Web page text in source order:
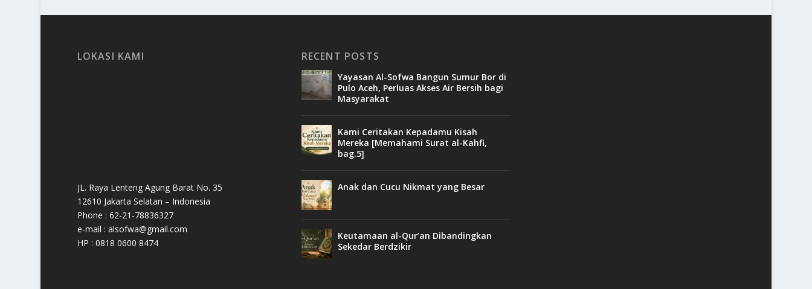
LOKASI KAMI
JL. Raya Lenteng Agung Barat No. 35
12610 Jakarta Selatan – Indonesia
Phone : 62-21-78836327
e-mail : alsofwa@gmail.com
HP : 0818 0600 8474
RECENT POSTS
Yayasan Al-Sofwa Bangun Sumur Bor di
Pulo Aceh, Perluas Akses Air Bersih bagi
Masyarakat
Kami Ceritakan Kepadamu Kisah
Mereka [Memahami Surat al-Kahfi,
bag.5]
Anak dan Cucu Nikmat yang Besar
Keutamaan al-Qur’an Dibandingkan
Sekedar Berdzikir